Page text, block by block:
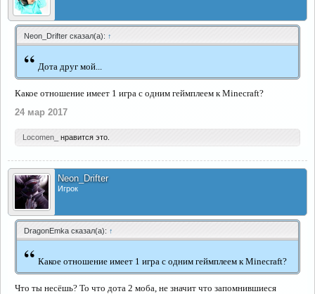
Neon_Drifter сказал(а): ↑
“ Дота друг мой...
Какое отношение имеет 1 игра с одним геймплеем к Minecraft?
24 мар 2017
Locomen_ нравится это.
Neon_Drifter
Игрок
DragonEmka сказал(а): ↑
“ Какое отношение имеет 1 игра с одним геймплеем к Minecraft?
Что ты несёшь? То что дота 2 моба, не значит что запомнившиеся